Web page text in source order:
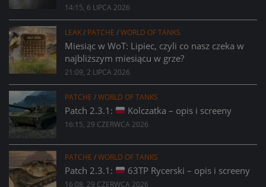
14:15, 6 LIPCA 2026
LEAK/ PATCHE /WORLD OF TANKS
Miesiąc w WoT: Lipiec, czyli co nasz czeka w
najbliższym miesiącu w grze?
21:09, 2 LIPCA 2026
PATCHE /WORLD OF TANKS
Patch 2.3.1: Kolczatka – opis i screeny
16:15, 29 CZERWCA 2026
PATCHE /WORLD OF TANKS
Patch 2.3.1: 63TP Rycerski – opis i screeny
16:08, 29 CZERWCA 2026